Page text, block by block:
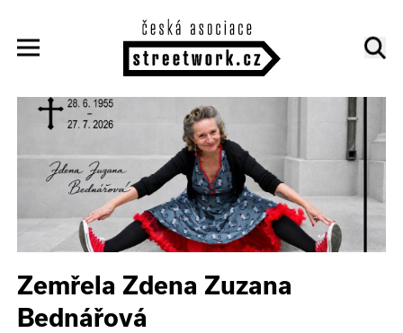
Zemřela Zdena Zuzana
Bednářová